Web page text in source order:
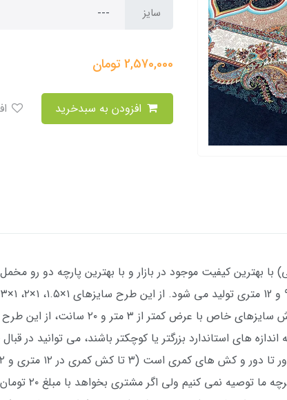
سایز
2,570,000تومان
با بهترین کیفیت موجود در بازار و با بهترین پارچه دو رو
نیز قابل سفارش است. کلا سفارش
کش های